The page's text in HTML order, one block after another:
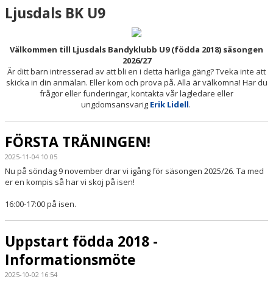
Ljusdals BK U9
Välkommen till Ljusdals Bandyklubb U9 (födda 2018) säsongen
2026/27
Är ditt barn intresserad av att bli en i detta härliga gäng? Tveka inte att
skicka in din anmälan. Eller kom och prova på. Alla är välkomna! Har du
frågor eller funderingar, kontakta vår lagledare eller
ungdomsansvarig Erik Lidell.
FÖRSTA TRÄNINGEN!
2025-11-04 10:05
Nu på söndag 9 november drar vi igång för säsongen 2025/26. Ta med
er en kompis så har vi skoj på isen!
16:00-17:00 på isen.
Uppstart födda 2018 -
Informationsmöte
2025-10-02 16:54